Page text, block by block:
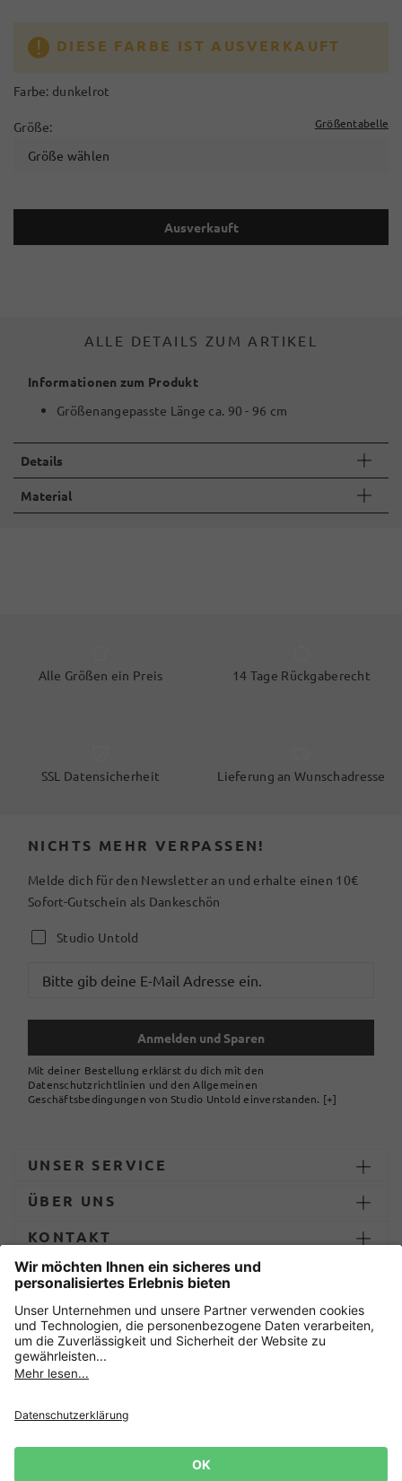
DIESE FARBE IST AUSVERKAUFT
Farbe: dunkelrot
Größe: Größentabelle
Größe wählen
Ausverkauft
ALLE DETAILS ZUM ARTIKEL
Informationen zum Produkt
Größenangepasste Länge ca. 90 - 96 cm
Details
Material
Alle Größen ein Preis 14 Tage Rückgaberecht
SSL Datensicherheit Lieferung an Wunschadresse
NICHTS MEHR VERPASSEN!
Melde dich für den Newsletter an und erhalte einen 10€
Sofort-Gutschein als Dankeschön
Studio Untold
Anmelden und Sparen
Mit deiner Bestellung erklärst du dich mit den
Datenschutzrichtlinien und den Allgemeinen
Geschäftsbedingungen von Studio Untold einverstanden. [+]
UNSER SERVICE
ÜBER UNS
KONTAKT
ZAHLUNG UND LIEFERUNG
Sicher einkaufen mit
Impressum